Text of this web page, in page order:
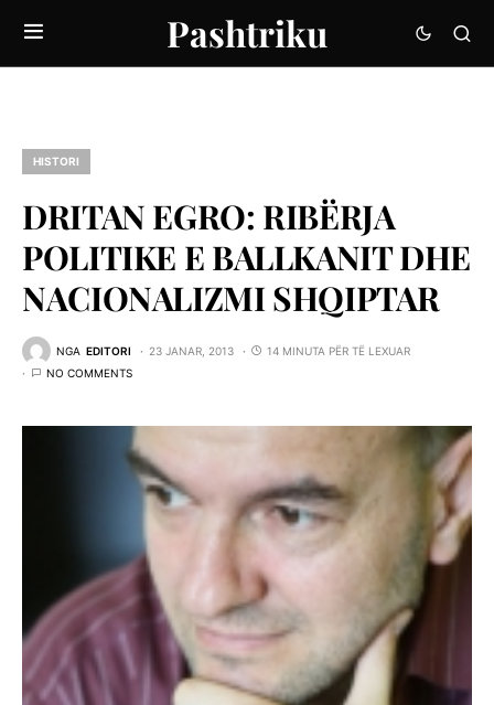
Pashtriku
HISTORI
DRITAN EGRO: RIBËRJA
POLITIKE E BALLKANIT DHE
NACIONALIZMI SHQIPTAR
NGA EDITORI 23 JANAR, 2013
14 MINUTA PËR TË LEXUAR
NO COMMENTS